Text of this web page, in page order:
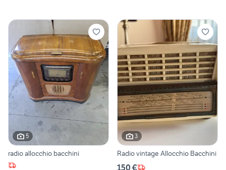
5
radio allocchio bacchini
3
Radio vintage Allocchio Bacchini
150 €